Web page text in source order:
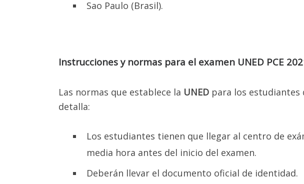
Sao Paulo (Brasil).
Instrucciones y normas para el examen UNED PCE
Las normas que establece la UNED para los estudiantes
detalla:
Los estudiantes tienen que llegar al centro de
media hora antes del inicio del examen.
Deberán llevar el documento oficial de identidad.